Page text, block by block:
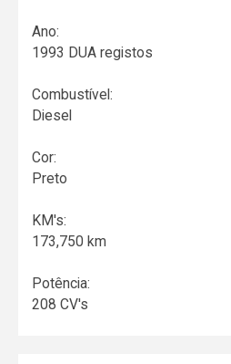
Ano:
1993 DUA registos
Combustível:
Diesel
Cor:
Preto
KM's:
173,750 km
Potência:
208 CV's